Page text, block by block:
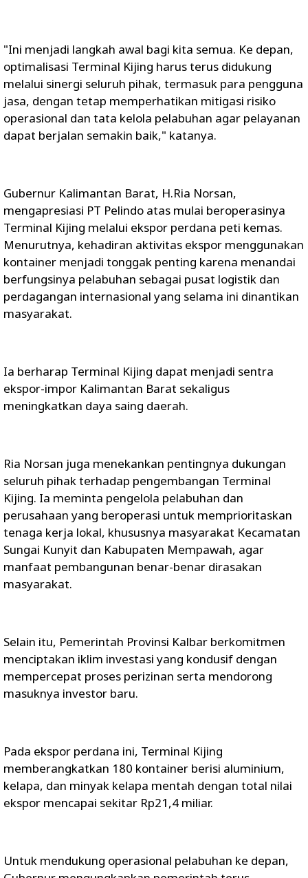
"Ini menjadi langkah awal bagi kita semua. Ke depan,
optimalisasi Terminal Kijing harus terus didukung
melalui sinergi seluruh pihak, termasuk para pengguna
jasa, dengan tetap memperhatikan mitigasi risiko
operasional dan tata kelola pelabuhan agar pelayanan
dapat berjalan semakin baik," katanya.
Gubernur Kalimantan Barat, H.Ria Norsan,
mengapresiasi PT Pelindo atas mulai beroperasinya
Terminal Kijing melalui ekspor perdana peti kemas.
Menurutnya, kehadiran aktivitas ekspor menggunakan
kontainer menjadi tonggak penting karena menandai
berfungsinya pelabuhan sebagai pusat logistik dan
perdagangan internasional yang selama ini dinantikan
masyarakat.
Ia berharap Terminal Kijing dapat menjadi sentra
ekspor-impor Kalimantan Barat sekaligus
meningkatkan daya saing daerah.
Ria Norsan juga menekankan pentingnya dukungan
seluruh pihak terhadap pengembangan Terminal
Kijing. Ia meminta pengelola pelabuhan dan
perusahaan yang beroperasi untuk memprioritaskan
tenaga kerja lokal, khususnya masyarakat Kecamatan
Sungai Kunyit dan Kabupaten Mempawah, agar
manfaat pembangunan benar-benar dirasakan
masyarakat.
Selain itu, Pemerintah Provinsi Kalbar berkomitmen
menciptakan iklim investasi yang kondusif dengan
mempercepat proses perizinan serta mendorong
masuknya investor baru.
Pada ekspor perdana ini, Terminal Kijing
memberangkatkan 180 kontainer berisi aluminium,
kelapa, dan minyak kelapa mentah dengan total nilai
ekspor mencapai sekitar Rp21,4 miliar.
Untuk mendukung operasional pelabuhan ke depan,